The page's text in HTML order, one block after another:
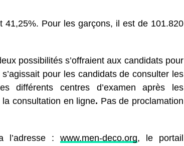
Pour les garçons, il est de 101.820
possibilités s’offraient aux candidats pour
pour les candidats de consulter les
différents centres d’examen après les
consultation en ligne. Pas de proclamation
l’adresse : www.men-deco.org, le portail